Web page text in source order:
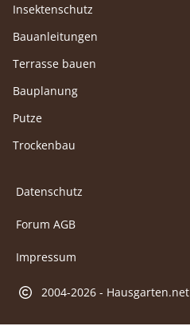
Insektenschutz
Bauanleitungen
Terrasse bauen
Bauplanung
Putze
Trockenbau
Datenschutz
Forum AGB
Impressum
2004-2026 - Hausgarten.net